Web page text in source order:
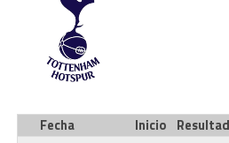
Fecha Inicio